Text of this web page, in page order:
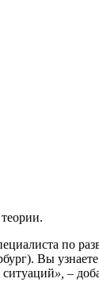
по
Вы
», –